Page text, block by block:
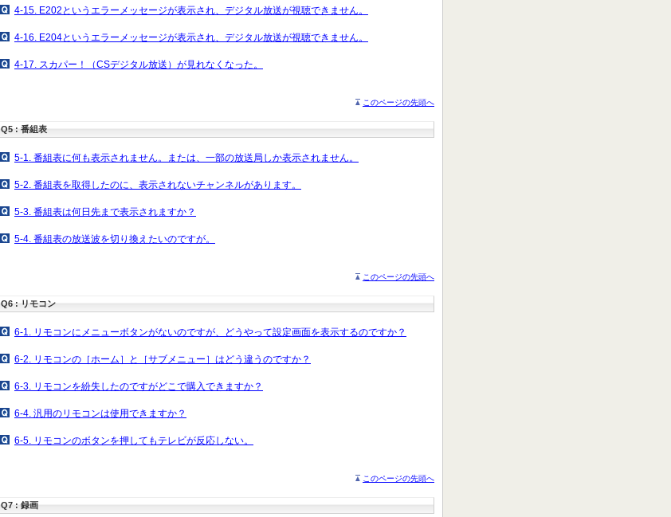
4-15. E202というエラーメッセージが表示され、デジタル放送が視聴できません。
4-16. E204というエラーメッセージが表示され、デジタル放送が視聴できません。
4-17. スカパー！（CSデジタル放送）が見れなくなった。
このページの先頭へ
Q5 : 番組表
5-1. 番組表に何も表示されません。または、一部の放送局しか表示されません。
5-2. 番組表を取得したのに、表示されないチャンネルがあります。
5-3. 番組表は何日先まで表示されますか？
5-4. 番組表の放送波を切り換えたいのですが。
このページの先頭へ
Q6 : リモコン
6-1. リモコンにメニューボタンがないのですが、どうやって設定画面を表示するのですか？
6-2. リモコンの［ホーム］と［サブメニュー］はどう違うのですか？
6-3. リモコンを紛失したのですがどこで購入できますか？
6-4. 汎用のリモコンは使用できますか？
6-5. リモコンのボタンを押してもテレビが反応しない。
このページの先頭へ
Q7 : 録画